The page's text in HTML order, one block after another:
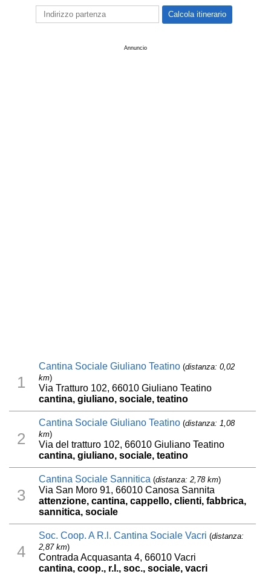
Annuncio
1
Cantina Sociale Giuliano Teatino (distanza: 0,02
km)
Via Tratturo 102, 66010 Giuliano Teatino
cantina, giuliano, sociale, teatino
2
Cantina Sociale Giuliano Teatino (distanza: 1,08
km)
Via del tratturo 102, 66010 Giuliano Teatino
cantina, giuliano, sociale, teatino
3
Cantina Sociale Sannitica (distanza: 2,78 km)
Via San Moro 91, 66010 Canosa Sannita
attenzione, cantina, cappello, clienti, fabbrica,
sannitica, sociale
4
Soc. Coop. A R.l. Cantina Sociale Vacri (distanza:
2,87 km)
Contrada Acquasanta 4, 66010 Vacri
cantina, coop., r.l., soc., sociale, vacri